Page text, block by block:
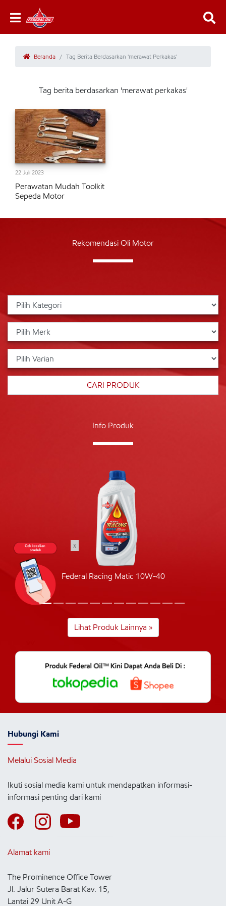
Beranda Tag Berita Berdasarkan 'merawat Perkakas'
Tag berita berdasarkan 'merawat perkakas'
22 Juli 2023
Perawatan Mudah Toolkit
Sepeda Motor
Rekomendasi Oli Motor
Info Produk
Federal Racing Matic 10W-40
Lihat Produk Lainnya »
Hubungi Kami
Melalui Sosial Media
Ikuti sosial media kami untuk mendapatkan informasi-
informasi penting dari kami
Alamat kami
The Prominence Office Tower
Jl. Jalur Sutera Barat Kav. 15,
Lantai 29 Unit A-G
x